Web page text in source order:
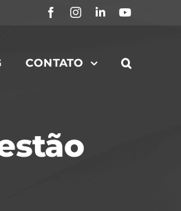
FacebookInstagram
LinkedInYouTube
CONTATO